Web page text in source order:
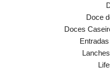
Doce
Doces